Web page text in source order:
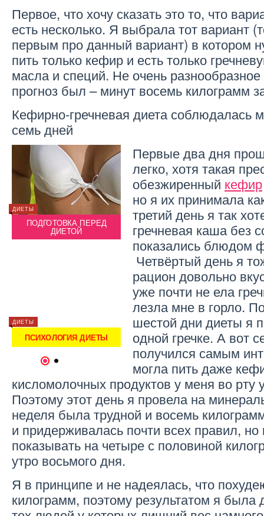
Первое, что хочу сказать это то, что
есть несколько. Я выбрала тот вариант
первым про данный вариант) в котором
пить только кефир и есть только
масла и специй. Не очень
прогноз был – минут восемь килограмм
Кефирно-гречневая диета соблюдалась
семь дней
ДИЕТЫ
ПОДГОТОВКА ПЕРЕД
ДИЕТОЙ
ДИЕТЫ
ПСИХОЛОГИЯ ДИЕТЫ
ЙОГУРТОВАЯ ДИЕТА ДЛЯ
ПОХУДЕНИЯ
ДИЕТЫ
ДИЕТА 1500 КАЛОРИЙ
ДИЕТЫ
Первые два дня
легко, хотя такая
обезжиренный кефир
но я их принимала
третий день я так
гречневая каша без
показались блюдом
Четвёртый день я
рацион довольно
уже почти не ела
лезла мне в горло.
шестой дни диеты я
одной гречке. А вот
получился самым
могла пить даже
кисломолочных продуктов у меня во рту
Поэтому этот день я провела на
неделя была трудной и восемь
и придерживалась почти всех правил,
показывать на четыре с половиной
утро восьмого дня.
Я в принципе и не надеялась, что
килограмм, поэтому результатом я